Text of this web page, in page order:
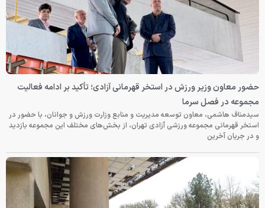
حضور معاون وزیر ورزش در استخر قهرمانی آزادی؛ تأکید بر ادامه فعالیت
مجموعه در فصل سرما
سیدمناف هاشمی، معاون توسعه مدیریت و منابع وزارت ورزش و جوانان، با حضور در
استخر قهرمانی مجموعه ورزشی آزادی تهران، از بخش‌های مختلف این مجموعه بازدید
و در جریان آخرین